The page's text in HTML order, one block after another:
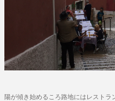
陽が傾き始めるころ路地にはレスト